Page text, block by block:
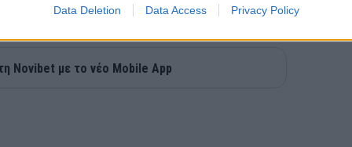
Data Deletion Data Access Privacy Policy
Novibet με το νέο Mobile App